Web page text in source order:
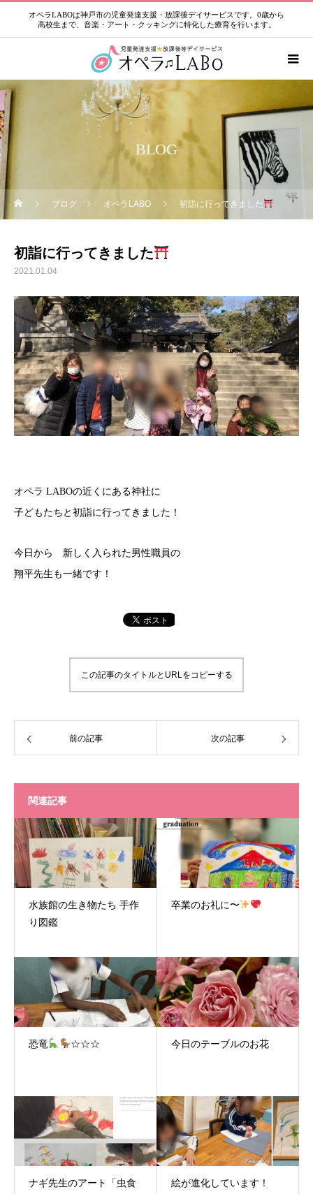
オペラLABOは神戸市の児童発達支援・放課後デイサービスです。0歳から
高校生まで、音楽・アート・クッキングに特化した療育を行います。
BLOG
ブログ オペラLABO 初詣に行ってきました
初詣に行ってきました
2021.01.04
オペラ LABOの近くにある神社に
子どもたちと初詣に行ってきました！
今日から 新しく入られた男性職員の
翔平先生も一緒です！
この記事のタイトルとURLをコピーする
前の記事 次の記事
関連記事
水族館の生き物たち 手作
り図鑑
卒業のお礼に〜
恐竜 ☆☆☆ 今日のテーブルのお花
ナギ先生のアート「虫食
絵が進化しています！